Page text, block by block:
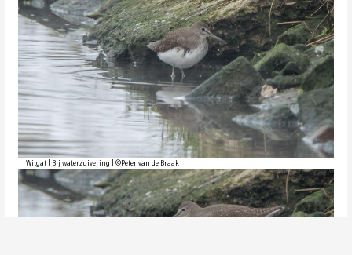
Witgat | Bij waterzuivering | ©Peter van de Braak